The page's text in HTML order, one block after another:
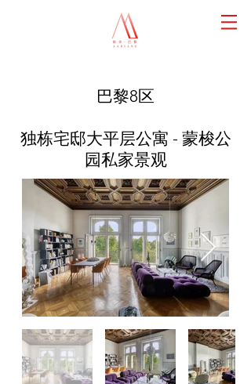
巴黎8区
独栋宅邸大平层公寓 - 蒙梭公
园私家景观